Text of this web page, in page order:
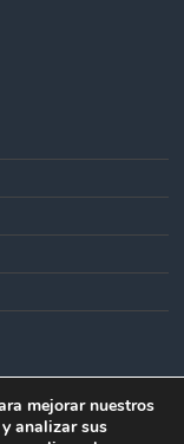
mejorar nuestros
analizar sus